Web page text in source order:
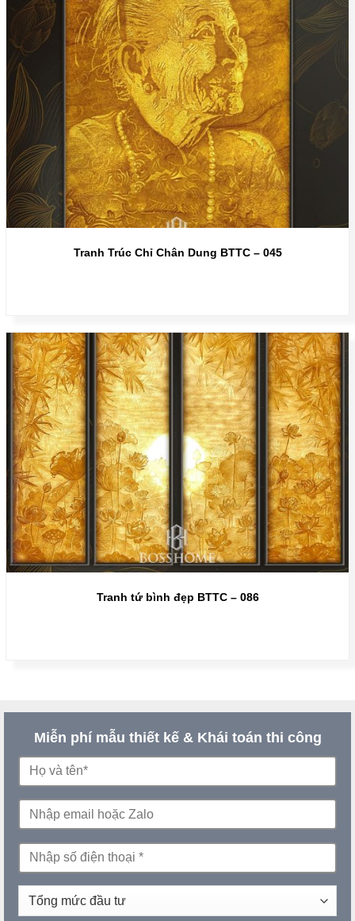
Tranh Trúc Chỉ Chân Dung BTTC – 045
Tranh tứ bình đẹp BTTC – 086
Miễn phí mẫu thiết kế & Khái toán thi công